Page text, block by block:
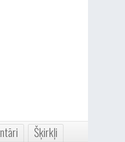
Šķirkļi